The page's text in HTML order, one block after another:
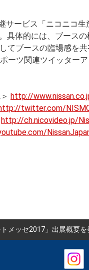
サービス「ニコニコ生
具体的には、ブース
てブースの臨場感を
ーツ関連ツイッター
http://
twitter.com/
http://ch.nicovideo.jp/
トメッセ2017」出展概要を